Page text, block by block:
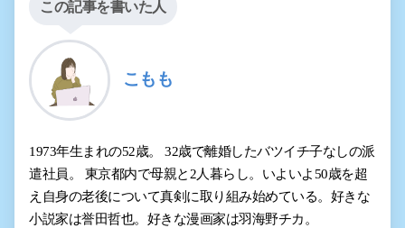
この記事を書いた人
こもも
1973年生まれの52歳。 32歳で離婚したバツイチ子なしの派
遣社員。 東京都内で母親と2人暮らし。いよいよ50歳を超
え自身の老後について真剣に取り組み始めている。好きな
小説家は誉田哲也。好きな漫画家は羽海野チカ。